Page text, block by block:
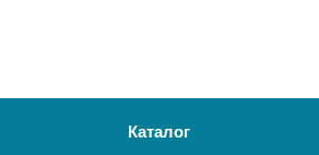
Каталог